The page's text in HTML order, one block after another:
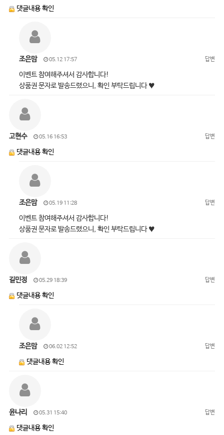
댓글내용 확인
조은맘 05.12 17:57 답변
이벤트 참여해주셔서 감사합니다!
상품권 문자로 발송드렸으니, 확인 부탁드립니다 ♥
고현수 05.16 16:53 답변
댓글내용 확인
조은맘 05.19 11:28 답변
이벤트 참여해주셔서 감사합니다!
상품권 문자로 발송드렸으니, 확인 부탁드립니다 ♥
길민정 05.29 18:39 답변
댓글내용 확인
조은맘 06.02 12:52 답변
댓글내용 확인
윤나리 05.31 15:40 답변
댓글내용 확인